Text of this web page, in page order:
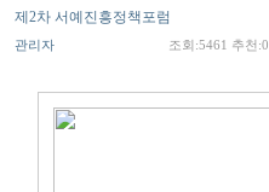
제2차 서예진흥정책포럼
관리자 조회:5461 추천:0